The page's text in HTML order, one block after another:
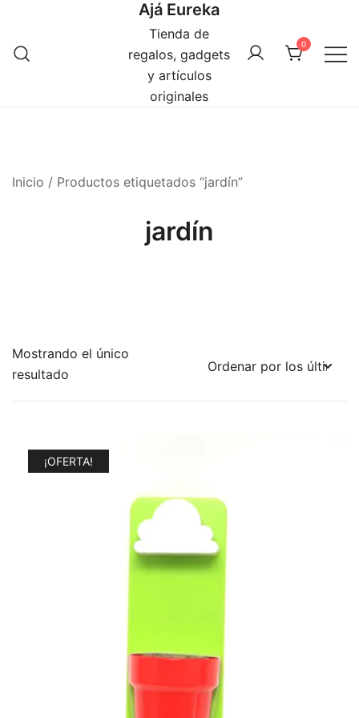
contenido
Ajá Eureka
Tienda de
regalos, gadgets
y artículos
originales
0
Inicio / Productos etiquetados “jardín”
jardín
Mostrando el único
resultado
¡OFERTA!